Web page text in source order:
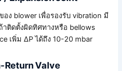
ง blower เพื่อรองรับ vibration มี
ติดตั้งผิดทิศทางหรือ bellows
เพิ่ม ΔP ได้ถึง 10-20 mbar
Return Valve